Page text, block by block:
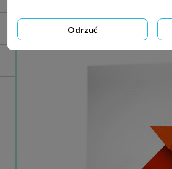
Fototapeta na wymiar Maski
Odrzuć